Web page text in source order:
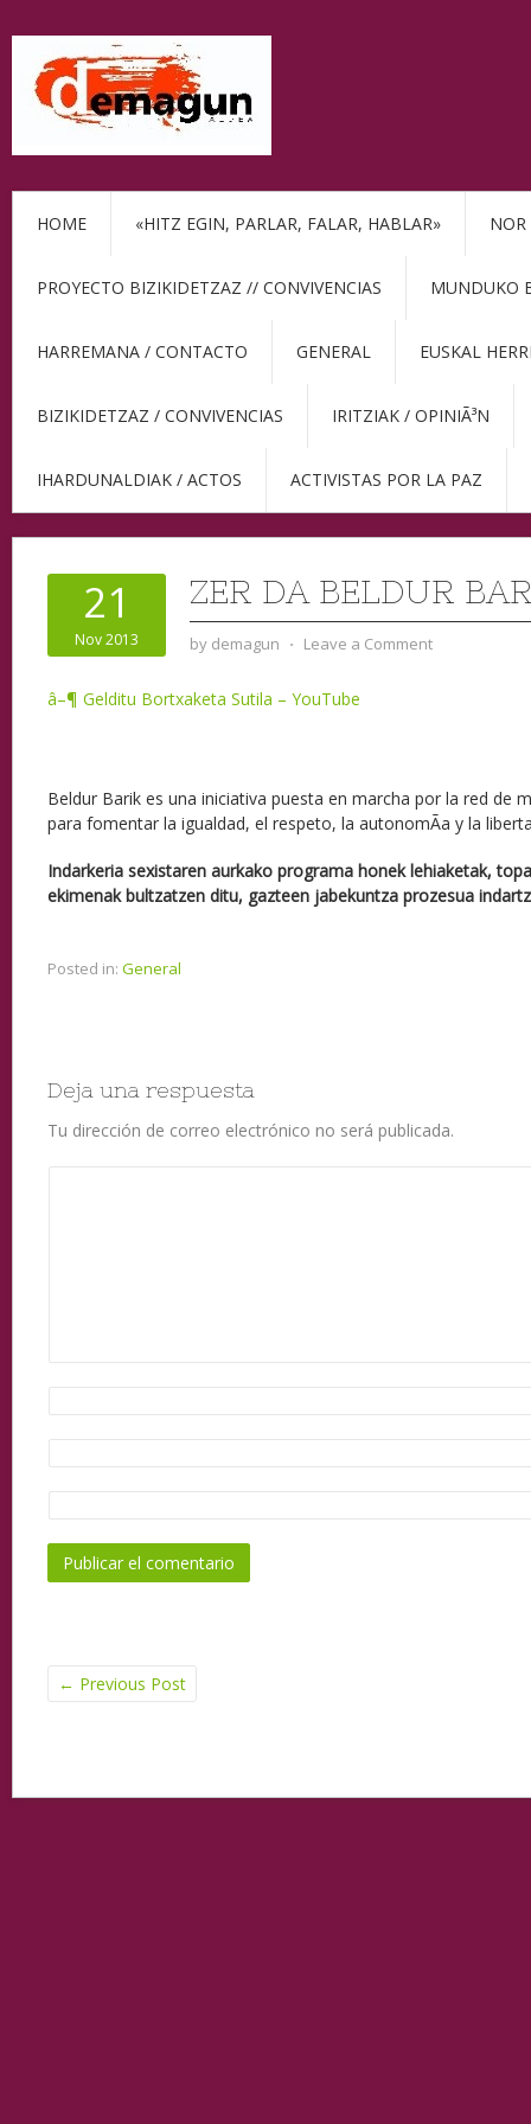
HOME «HITZ EGIN, PARLAR, FALAR, HABLAR» NOR
PROYECTO BIZIKIDETZAZ // CONVIVENCIAS MUNDUKO
HARREMANA / CONTACTO GENERAL EUSKAL
BIZIKIDETZAZ / CONVIVENCIAS IRITZIAK / OPINIÃ³N
IHARDUNALDIAK / ACTOS ACTIVISTAS POR LA PAZ
21
Nov 2013
ZER DA BELDUR
by demagun ⋅ Leave a Comment
â–¶ Gelditu Bortxaketa Sutila – YouTube
Beldur Barik es una iniciativa puesta en marcha por la red de
para fomentar la igualdad, el respeto, la autonomÃ­a y la
Indarkeria sexistaren aurkako programa honek lehiaketak,
ekimenak bultzatzen ditu, gazteen jabekuntza prozesua
Posted in: General
Deja una respuesta
Tu dirección de correo electrónico no será publicada.
← Previous Post